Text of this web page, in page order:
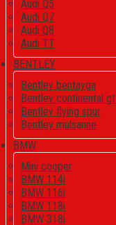
Audi Q5
Audi Q7
Audi Q8
Audi TT
BENTLEY
Bentley bentayga
Bentley continental gt
Bentley flying spur
Bentley mulsanne
BMW
Mini cooper
BMW 114i
BMW 116i
BMW 118i
BMW 318i